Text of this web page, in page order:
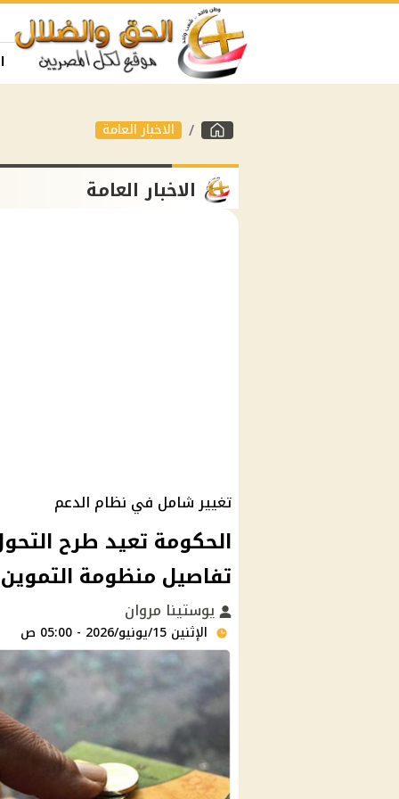
الاخبار العامة
الاخبار العامة
تغيير شامل في نظام الدعم
الحكومة تعيد طرح
تفاصيل منظومة
يوستينا مروان
الإثنين 15/يونيو/2026 - 05:00 ص